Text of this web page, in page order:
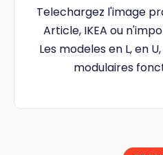
Telechargez l'image
Article, IKEA ou
Les modeles en L, en
modulaires